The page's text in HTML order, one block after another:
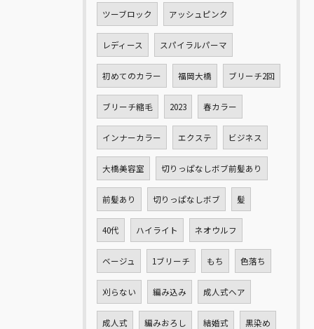
ツーブロック アッシュピンク
レディース スパイラルパーマ
初めてのカラー 福岡大橋 ブリーチ2回
ブリーチ縮毛 2023 春カラー
インナーカラー エクステ ビジネス
大橋美容室 切りっぱなしボブ前髪あり
前髪あり 切りっぱなしボブ 髪
40代 ハイライト ネオウルフ
ベージュ 1ブリーチ もち 色落ち
刈らない 編み込み 成人式ヘア
成人式 編みおろし 結婚式 黒染め